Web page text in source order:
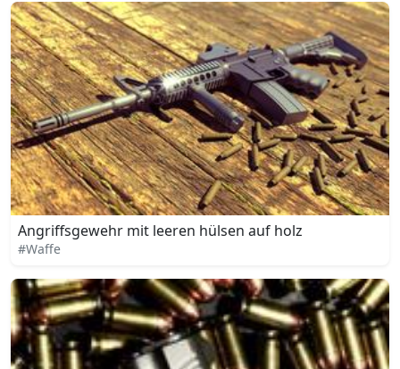
Angriffsgewehr mit leeren hülsen auf holz
#Waffe